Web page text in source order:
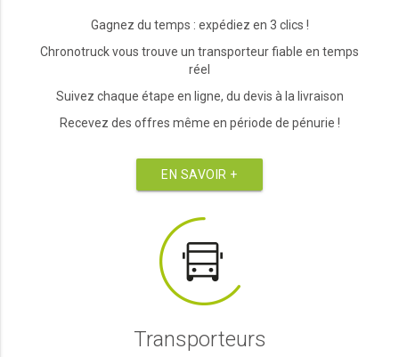
Gagnez du temps : expédiez en 3 clics !
Chronotruck vous trouve un transporteur fiable en temps
réel
Suivez chaque étape en ligne, du devis à la livraison
Recevez des offres même en période de pénurie !
EN SAVOIR +
Transporteurs